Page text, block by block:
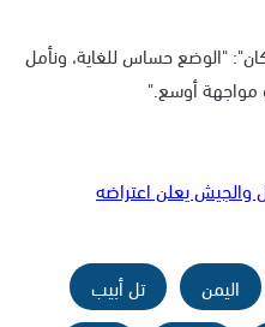
"الوضع حساس للغاية، ونأمل
مواجهة أوسع."
والجيش يعلن اعتراضه
اليمن
تل أبيب